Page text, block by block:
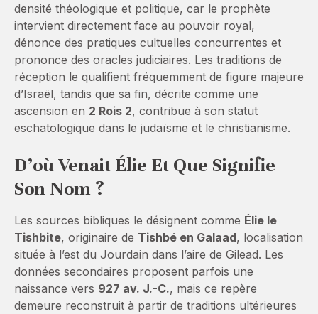
densité théologique et politique, car le prophète
intervient directement face au pouvoir royal,
dénonce des pratiques cultuelles concurrentes et
prononce des oracles judiciaires. Les traditions de
réception le qualifient fréquemment de figure majeure
d’Israël, tandis que sa fin, décrite comme une
ascension en 2 Rois 2, contribue à son statut
eschatologique dans le judaïsme et le christianisme.
D’où Venait Élie Et Que Signifie
Son Nom ?
Les sources bibliques le désignent comme Élie le
Tishbite, originaire de Tishbé en Galaad, localisation
située à l’est du Jourdain dans l’aire de Gilead. Les
données secondaires proposent parfois une
naissance vers 927 av. J.-C., mais ce repère
demeure reconstruit à partir de traditions ultérieures